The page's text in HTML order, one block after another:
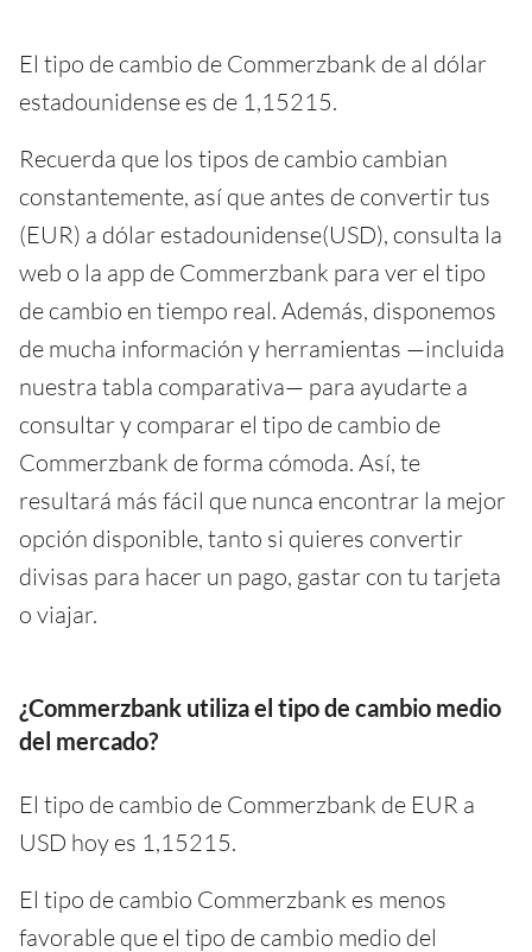
El tipo de cambio de Commerzbank de al dólar
estadounidense es de 1,15215.
Recuerda que los tipos de cambio cambian
constantemente, así que antes de convertir tus
(EUR) a dólar estadounidense(USD), consulta la
web o la app de Commerzbank para ver el tipo
de cambio en tiempo real. Además, disponemos
de mucha información y herramientas —incluida
nuestra tabla comparativa— para ayudarte a
consultar y comparar el tipo de cambio de
Commerzbank de forma cómoda. Así, te
resultará más fácil que nunca encontrar la mejor
opción disponible, tanto si quieres convertir
divisas para hacer un pago, gastar con tu tarjeta
o viajar.
¿Commerzbank utiliza el tipo de cambio medio
del mercado?
El tipo de cambio de Commerzbank de EUR a
USD hoy es 1,15215.
El tipo de cambio Commerzbank es menos
favorable que el tipo de cambio medio del